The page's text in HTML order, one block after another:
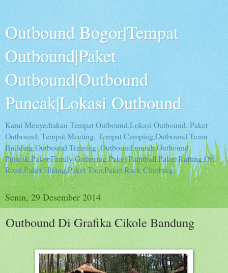
Outbound Bogor|Tempat
Outbound|Paket
Outbound|Outbound
Puncak|Lokasi Outbound
Kami Menyediakan Tempat Outbound,Lokasi Outbound, Paket
Outbound, Tempat Meeting, Tempat Camping,Outbound Team
Building,Outbound Training ,Outbound murah,Outbound
Puncak,Paket Family Gathering,Paket Paintball,Paket Rafting,Off
Road,Paket Hiking,Paket Tour,Paket Rock Climbing,
Senin, 29 Desember 2014
Outbound Di Grafika Cikole Bandung